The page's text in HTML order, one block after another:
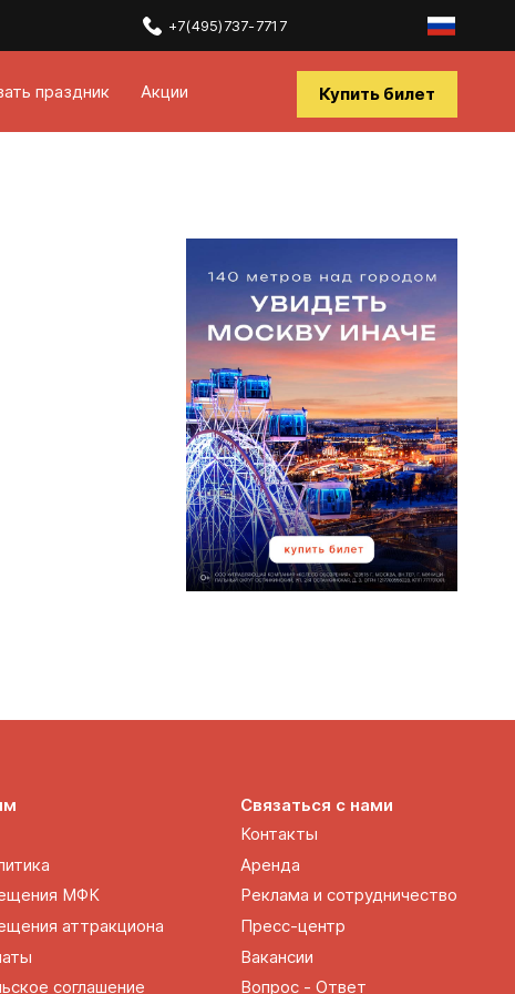
+7(495)737-7717
праздник Акции Купить билет
МФК
аттракциона
соглашение
Связаться с нами
Контакты
Аренда
Реклама и сотрудничество
Пресс-центр
Вакансии
Вопрос - Ответ